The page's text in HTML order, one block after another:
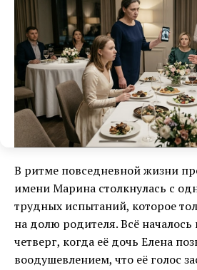
В ритме повседневной жизни
имени Марина столкнулась с
трудных испытаний, которое
на долю родителя. Всё
четверг, когда её дочь Елена
воодушевлением, что её голос